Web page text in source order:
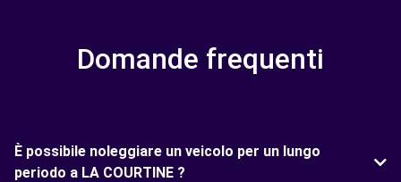
Domande frequenti
È possibile noleggiare un veicolo per un lungo
periodo a LA COURTINE ?